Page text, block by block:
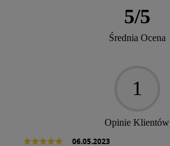
5/5
Średnia Ocena
1
Opinie Klientów
06.05.2023